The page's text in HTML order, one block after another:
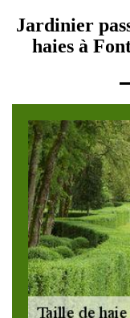
Jardinier
haies à